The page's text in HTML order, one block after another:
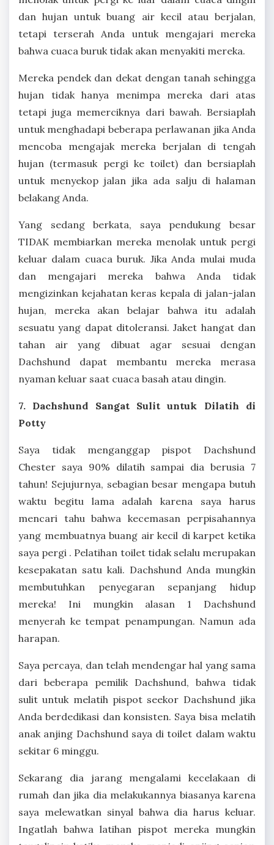
dan hujan untuk buang air kecil atau berjalan,
tetapi terserah Anda untuk mengajari mereka
bahwa cuaca buruk tidak akan menyakiti mereka.
Mereka pendek dan dekat dengan tanah sehingga
hujan tidak hanya menimpa mereka dari atas
tetapi juga memerciknya dari bawah. Bersiaplah
untuk menghadapi beberapa perlawanan jika Anda
mencoba mengajak mereka berjalan di tengah
hujan (termasuk pergi ke toilet) dan bersiaplah
untuk menyekop jalan jika ada salju di halaman
belakang Anda.
Yang sedang berkata, saya pendukung besar
TIDAK membiarkan mereka menolak untuk pergi
keluar dalam cuaca buruk. Jika Anda mulai muda
dan mengajari mereka bahwa Anda tidak
mengizinkan kejahatan keras kepala di jalan-jalan
hujan, mereka akan belajar bahwa itu adalah
sesuatu yang dapat ditoleransi. Jaket hangat dan
tahan air yang dibuat agar sesuai dengan
Dachshund dapat membantu mereka merasa
nyaman keluar saat cuaca basah atau dingin.
7. Dachshund Sangat Sulit untuk Dilatih di
Potty
Saya tidak menganggap pispot Dachshund
Chester saya 90% dilatih sampai dia berusia 7
tahun! Sejujurnya, sebagian besar mengapa butuh
waktu begitu lama adalah karena saya harus
mencari tahu bahwa kecemasan perpisahannya
yang membuatnya buang air kecil di karpet ketika
saya pergi . Pelatihan toilet tidak selalu merupakan
kesepakatan satu kali. Dachshund Anda mungkin
membutuhkan penyegaran sepanjang hidup
mereka! Ini mungkin alasan 1 Dachshund
menyerah ke tempat penampungan. Namun ada
harapan.
Saya percaya, dan telah mendengar hal yang sama
dari beberapa pemilik Dachshund, bahwa tidak
sulit untuk melatih pispot seekor Dachshund jika
Anda berdedikasi dan konsisten. Saya bisa melatih
anak anjing Dachshund saya di toilet dalam waktu
sekitar 6 minggu.
Sekarang dia jarang mengalami kecelakaan di
rumah dan jika dia melakukannya biasanya karena
saya melewatkan sinyal bahwa dia harus keluar.
Ingatlah bahwa latihan pispot mereka mungkin